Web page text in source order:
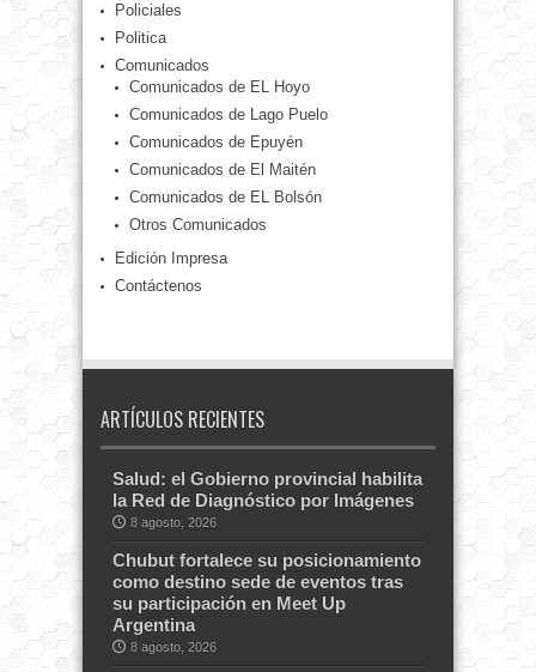
Policiales
Politica
Comunicados
Comunicados de EL Hoyo
Comunicados de Lago Puelo
Comunicados de Epuyén
Comunicados de El Maitén
Comunicados de EL Bolsón
Otros Comunicados
Edición Impresa
Contáctenos
ARTÍCULOS RECIENTES
Salud: el Gobierno provincial habilita
la Red de Diagnóstico por Imágenes
8 agosto, 2026
Chubut fortalece su posicionamiento
como destino sede de eventos tras
su participación en Meet Up
Argentina
8 agosto, 2026